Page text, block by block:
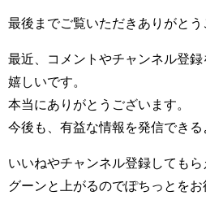
最後までご覧いただきありがとう
最近、コメントやチャンネル登
嬉しいです。
本当にありがとうございます。
今後も、有益な情報を発信できる
いいねやチャンネル登録しても
グーンと上がるのでぽちっとをお